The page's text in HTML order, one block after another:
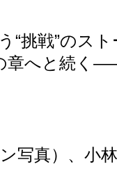
“挑戦”のス
章へと続く
写真）、小